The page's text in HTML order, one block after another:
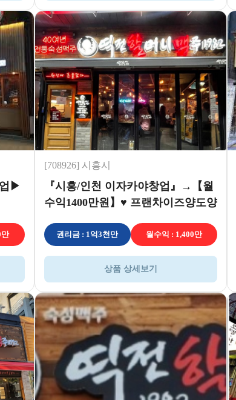
▶
만
[708926] 시흥시
『시흥/인천 이자카야창업』→【월
수익1400만원】♥ 프랜차이즈양도양
권리금 : 1억3천만 월수익 : 1,400만
상품 상세보기